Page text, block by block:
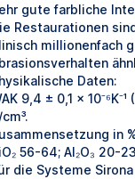
gute farbliche
Restaurationen
millionenfach
Daten:
9,4 ± 0,1 x
in
56-64; Al₂O₃ 20-
die Systeme